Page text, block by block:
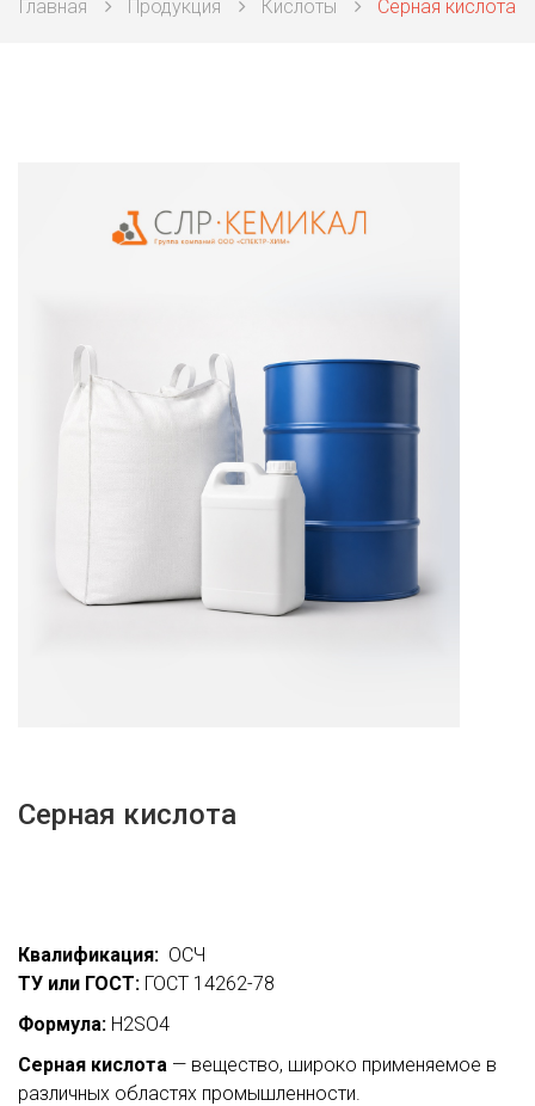
Химические реактивы
Главная Продукция Кислоты Серная кислота
Серная кислота
Квалификация: ОСЧ
ТУ или ГОСТ: ГОСТ 14262-78
Формула: H2SO4
Серная кислота — вещество, широко применяемое в
различных областях промышленности.